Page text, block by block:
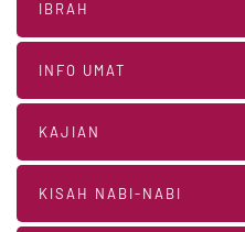
IBRAH
INFO UMAT
KAJIAN
KISAH NABI-NABI